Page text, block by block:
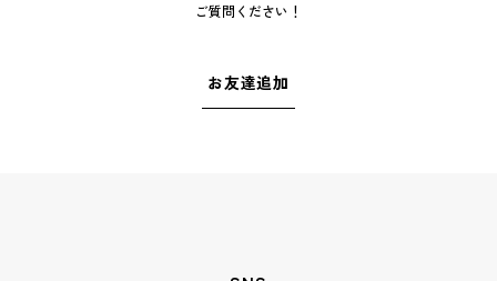
ご質問ください！
お友達追加